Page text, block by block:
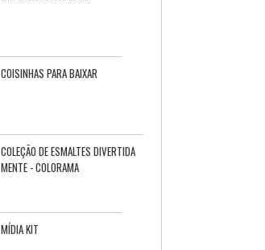
COISINHAS PARA BAIXAR
COLEÇÃO DE ESMALTES DIVERTIDA
MENTE - COLORAMA
MÍDIA KIT